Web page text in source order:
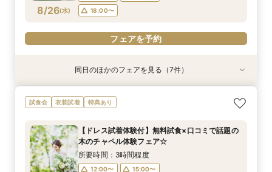
フェアを予約
フェアを予約
フェアを予約
フェアを予約
フェアを予約
8/26(水)
18:00〜
フェアを予約
衣装試着 特典あり
8/26( 水
【スペシャルナイトフェア*】光×木のチャペル×
豪華試食♪最大100万円特典付☆
17:00〜 18:00〜
衣装試着 特典あり
8/26( 水
【少人数婚・フォトウエディング限定】身近な人
とお祝いする結婚式＆絶品試食相談会
12:00〜
13:00〜
14:00〜
15:00〜
16:00〜
衣装試着 特典あり
8/26( 水
【2件目からの会場見学がお得】安心見積相談×
新結婚式スタイル紹介
12:00〜
15:00〜
18:00〜
特典あり
8/26( 水
【フォト婚】衣裳×見積相談フェア
13:00〜
14:00〜
16:00〜
17:00〜
18:00〜
衣装試着 特典あり
8/26( 水
マイナビ限定【至極の料理を試食】新スタイル料
理試食×最新ドレス試着☆木と緑の奏でる一体感
特典付き
所要時間：3時間程度
18:00〜
特典あり
8/26( 水
【90分フェア】気軽に90分見学♪チャペル×試食
×見積ショートタイムフェア*
12:00〜
14:00〜
16:00〜
17:00〜
18:00〜
衣装試着 特典あり
8/26( 水
【マイナビ限定！BIG特典付】初めてご見学の方
＆お料理重視の方へお勧め☆専属のプランナーが
所要時間：3時間程度
18:00〜
同日のほかのフェアを見る（7件）
試食会 衣装試着 特典あり
【ドレス試着体験付】無料試食×口コミで話題の
木のチャペル体験フェア☆
所要時間：3時間程度
12:00〜
15:00〜